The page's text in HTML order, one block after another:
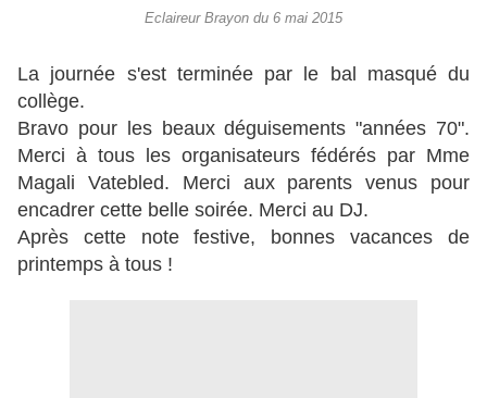
Eclaireur Brayon du 6 mai 2015
La journée s'est terminée par le bal masqué du
collège.
Bravo pour les beaux déguisements "années 70".
Merci à tous les organisateurs fédérés par Mme
Magali Vatebled. Merci aux parents venus pour
encadrer cette belle soirée. Merci au DJ.
Après cette note festive, bonnes vacances de
printemps à tous !